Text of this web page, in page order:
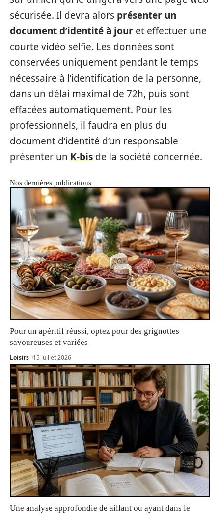
sécurisée. Il devra alors présenter un
document d’identité à jour et effectuer une
courte vidéo selfie. Les données sont
conservées uniquement pendant le temps
nécessaire à l’identification de la personne,
dans un délai maximal de 72h, puis sont
effacées automatiquement. Pour les
professionnels, il faudra en plus du
document d’identité d’un responsable
présenter un K-bis de la société concernée.
Nos dernières publications
Pour un apéritif réussi, optez pour des grignottes
savoureuses et variées
Loisirs 15 juillet 2026
Une analyse approfondie de aillant ou ayant dans le